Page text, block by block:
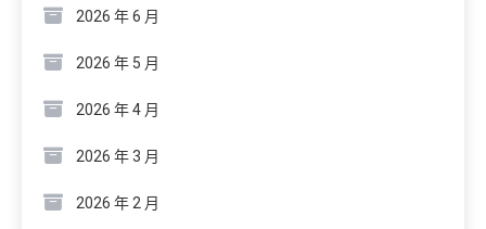
2026 年 6 月
2026 年 5 月
2026 年 4 月
2026 年 3 月
2026 年 2 月